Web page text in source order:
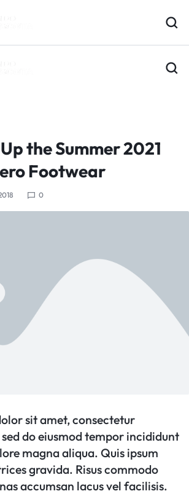
the Summer 2021
Footwear
0
sit amet, consectetur
do eiusmod tempor incididunt
magna aliqua. Quis ipsum
gravida. Risus commodo
accumsan lacus vel facilisis.